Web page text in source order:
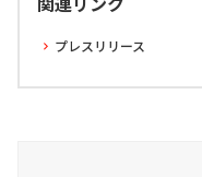
プレスリリース